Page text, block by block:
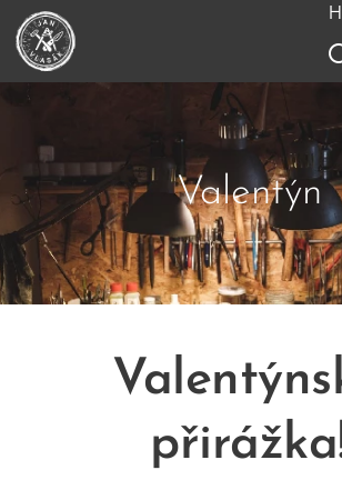
Valentýn